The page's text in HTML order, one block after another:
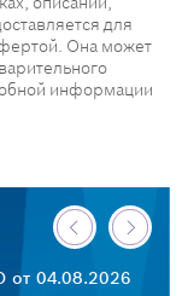
для
Она может
информации
от 04.08.2026